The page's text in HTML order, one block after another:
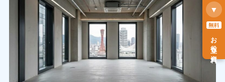
▼
無料
お役立ち資料